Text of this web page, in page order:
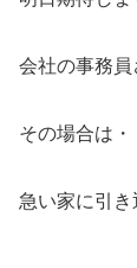
会社の事務員
その場合は・
急い家に引き